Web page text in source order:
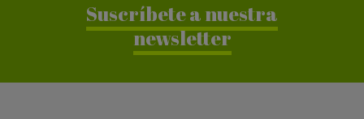
Suscríbete a nuestra
newsletter